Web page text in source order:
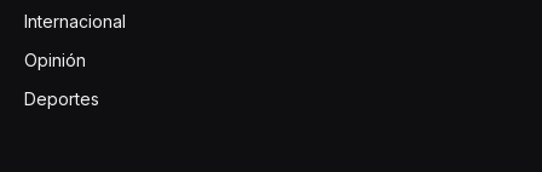
Internacional
Opinión
Deportes